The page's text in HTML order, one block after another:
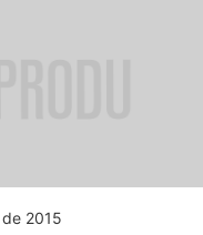
2015